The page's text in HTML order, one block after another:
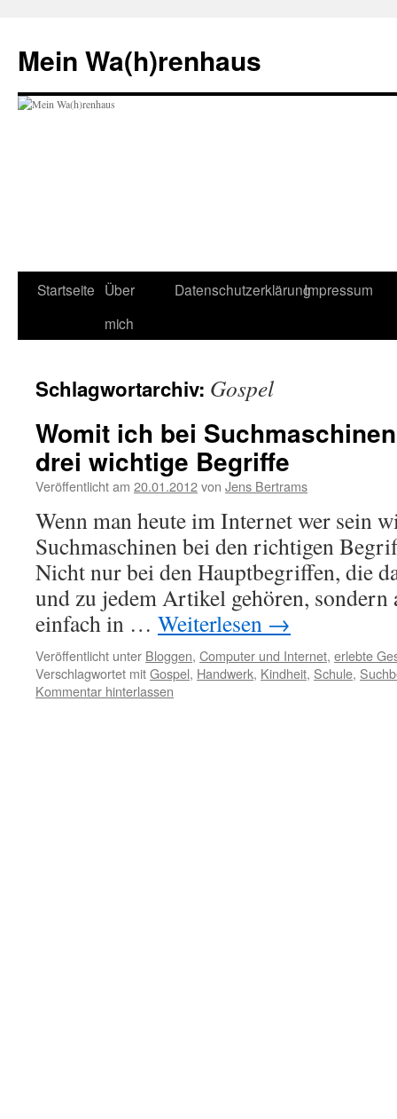
springen
Mein Wa(h)renhaus
Startseite Über
mich
DatenschutzerklärungImpressum
Schlagwortarchiv: Gospel
Womit ich bei
drei wichtige Begriffe
Veröffentlicht am 20.01.2012von Jens Bertrams
Wenn man heute im Internet wer sein
Suchmaschinen bei den richtigen
Nicht nur bei den Hauptbegriffen, die
und zu jedem Artikel gehören,
einfach in … Weiterlesen →
Veröffentlicht unter Bloggen, Computer und Internet, erlebte
Verschlagwortet mitGospel, Handwerk, Kindheit, Schule,
Kommentar hinterlassen